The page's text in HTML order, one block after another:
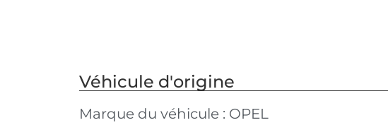
Véhicule d'origine
Marque du véhicule : OPEL